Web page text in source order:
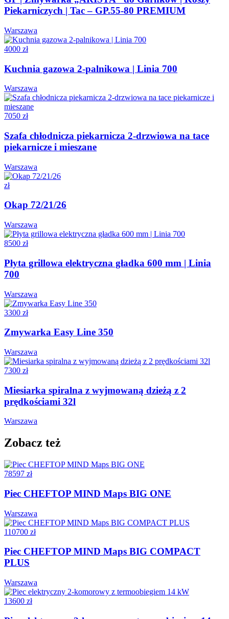
Piekarniczych | Tac – GP.55-80 PREMIUM
Warszawa
4000 zł
Kuchnia gazowa 2-palnikowa | Linia 700
Warszawa
7050 zł
Szafa chłodnicza piekarnicza 2-drzwiowa na tace
piekarnicze i mieszane
Warszawa
zł
Okap 72/21/26
Warszawa
8500 zł
Płyta grillowa elektryczna gładka 600 mm | Linia
700
Warszawa
3300 zł
Zmywarka Easy Line 350
Warszawa
7300 zł
Miesiarka spiralna z wyjmowaną dzieżą z 2
prędkościami 32l
Warszawa
Zobacz też
78597 zł
Piec CHEFTOP MIND Maps BIG ONE
Warszawa
110700 zł
Piec CHEFTOP MIND Maps BIG COMPACT
PLUS
Warszawa
13600 zł